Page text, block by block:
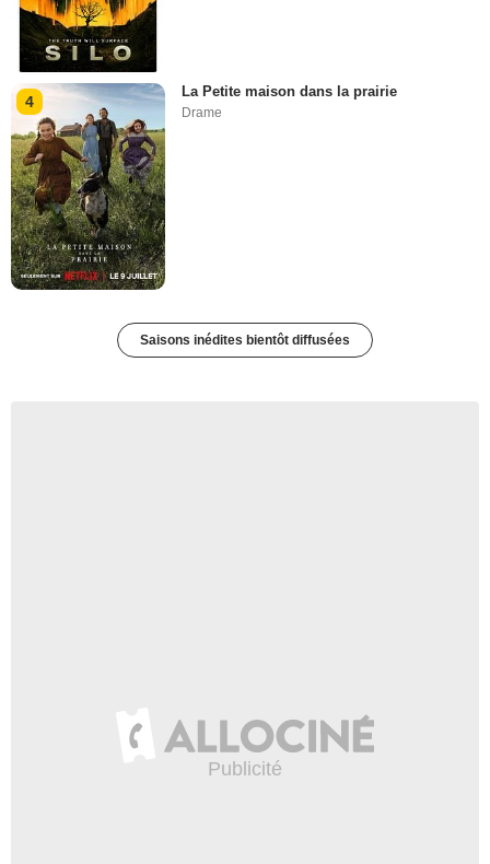
4
La Petite maison dans la prairie
Drame
Saisons inédites bientôt diffusées